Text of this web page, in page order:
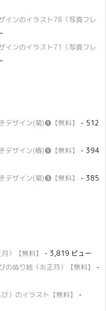
インのイラスト78（写真フレ
インのイラスト71（写真フレ
デザイン(菊)❶【無料】
- 512
デザイン(椿)❶【無料】
- 394
デザイン(菊)❸【無料】
- 385
）【無料】
- 3,819 ビュー
のぬり絵（お正月）【無料】
-
）のイラスト【無料】
-